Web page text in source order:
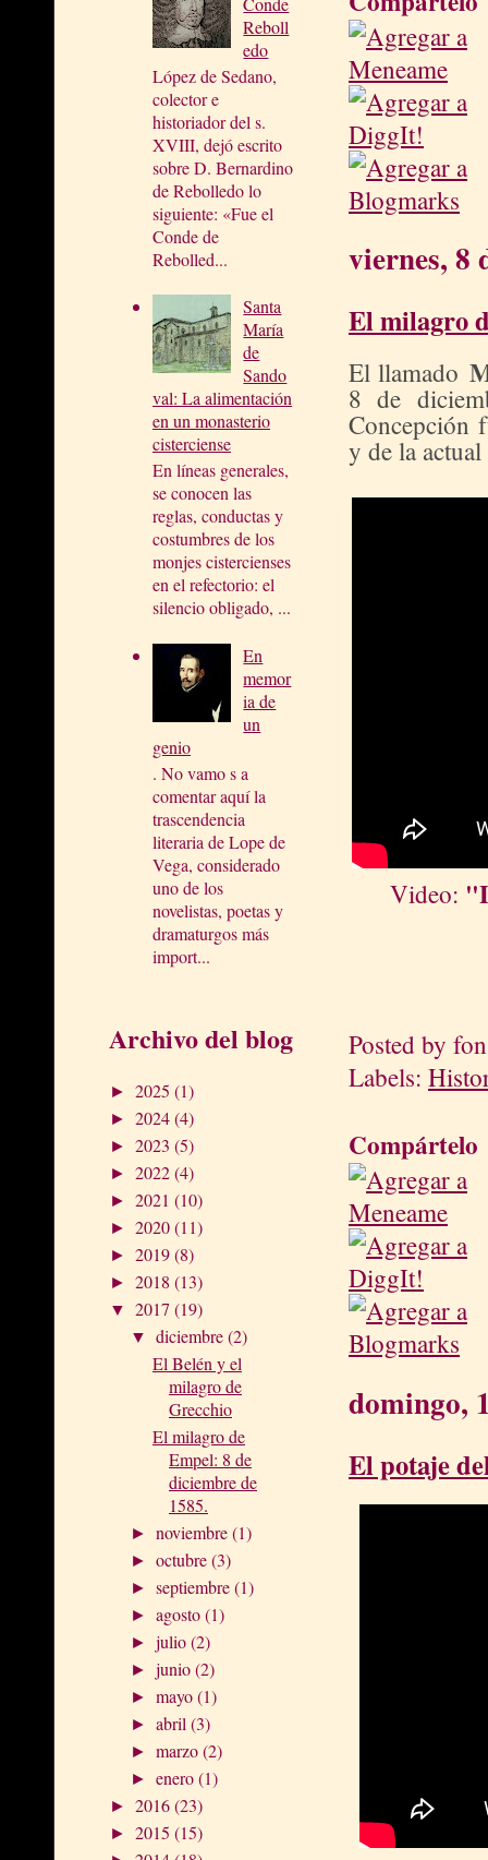
Reboll
edo
López de Sedano,
colector e
historiador del s.
XVIII, dejó escrito
sobre D. Bernardino
de Rebolledo lo
siguiente: «Fue el
Conde de
Rebolled...
Santa
María
de
Sando
val: La alimentación
en un monasterio
cisterciense
En líneas generales,
se conocen las
reglas, conductas y
costumbres de los
monjes cistercienses
en el refectorio: el
silencio obligado, ...
En
memor
ia de
un
genio
. No vamo s a
comentar aquí la
trascendencia
literaria de Lope de
Vega, considerado
uno de los
novelistas, poetas y
dramaturgos más
import...
Archivo del blog
► 2025 (1)
► 2024(4)
► 2023 (5)
► 2022(4)
► 2021 (10)
► 2020(11)
► 2019(8)
► 2018 (13)
▼ 2017 (19)
▼diciembre(2)
El Belén y el
milagro de
Grecchio
El milagro de
Empel: 8 de
diciembre de
1585.
►noviembre(1)
►octubre(3)
►septiembre(1)
►agosto(1)
►julio(2)
►junio(2)
►mayo(1)
►abril(3)
►marzo(2)
►enero(1)
► 2016(23)
► 2015 (15)
viernes, 8
El milagro
El llamado
8 de
Concepción
y de la
Video:
Posted by
Labels:
Compártelo
domingo,
El potaje